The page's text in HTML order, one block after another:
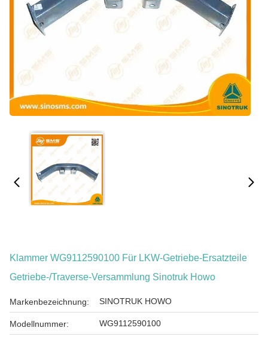
Klammer WG9112590100 Für LKW-Getriebe-Ersatzteile
Getriebe-/Traverse-Versammlung Sinotruk Howo
Markenbezeichnung: SINOTRUK HOWO
Modellnummer: WG9112590100